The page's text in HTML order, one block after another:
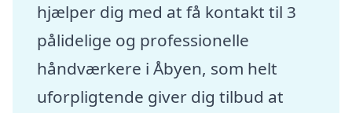
hjælper dig med at få kontakt til 3
pålidelige og professionelle
håndværkere i Åbyen, som helt
uforpligtende giver dig tilbud at